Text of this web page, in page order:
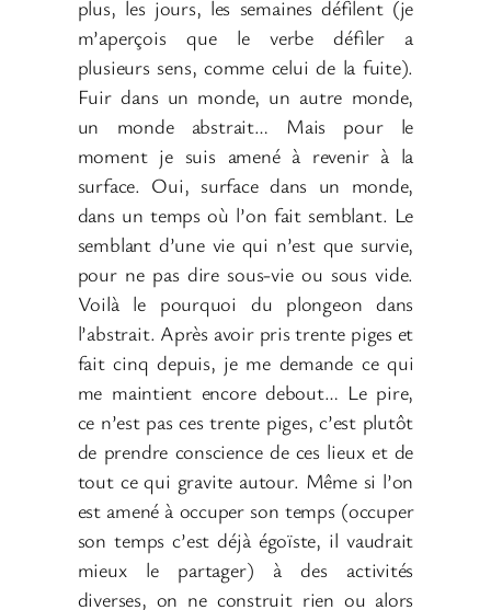
plus, les jours, les semaines défilent (je
m’aperçois que le verbe défiler a
plusieurs sens, comme celui de la fuite).
Fuir dans un monde, un autre monde,
un monde abstrait… Mais pour le
moment je suis amené à revenir à la
surface. Oui, surface dans un monde,
dans un temps où l’on fait semblant. Le
semblant d’une vie qui n’est que survie,
pour ne pas dire sous-vie ou sous vide.
Voilà le pourquoi du plongeon dans
l’abstrait. Après avoir pris trente piges et
fait cinq depuis, je me demande ce qui
me maintient encore debout… Le pire,
ce n’est pas ces trente piges, c’est plutôt
de prendre conscience de ces lieux et de
tout ce qui gravite autour. Même si l’on
est amené à occuper son temps (occuper
son temps c’est déjà égoïste, il vaudrait
mieux le partager) à des activités
diverses, on ne construit rien ou alors